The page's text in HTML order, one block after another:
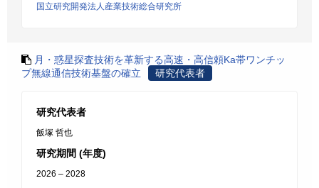
国立研究開発法人産業技術総合研究所
月・惑星探査技術を革新する高速・高信頼Ka帯ワンチッ
プ無線通信技術基盤の確立
研究代表者
研究代表者
飯塚 哲也
研究期間 (年度)
2026 – 2028